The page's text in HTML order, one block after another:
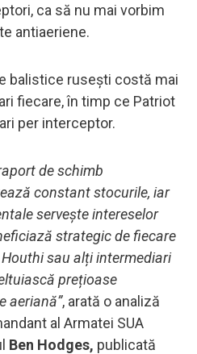
ca să nu mai vorbim
antiaeriene.
balistice rusești costă mai
fiecare, în timp ce Patriot
per interceptor.
de schimb
constant stocurile, iar
servește intereselor
strategic de fiecare
sau alți intermediari
prețioase
aeriană”, arată o analiză
al Armatei SUA
Ben Hodges, publicată